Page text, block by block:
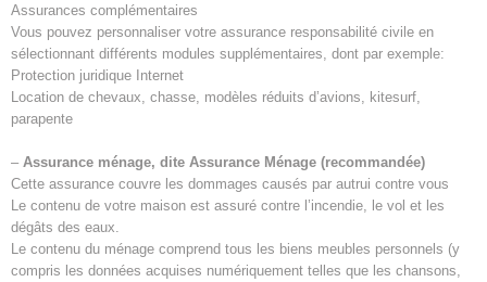
Assurances complémentaires
Vous pouvez personnaliser votre assurance responsabilité civile en
sélectionnant différents modules supplémentaires, dont par exemple:
Protection juridique Internet
Location de chevaux, chasse, modèles réduits d’avions, kitesurf,
parapente
– Assurance ménage, dite Assurance Ménage (recommandée)
Cette assurance couvre les dommages causés par autrui contre vous
Le contenu de votre maison est assuré contre l’incendie, le vol et les
dégâts des eaux.
Le contenu du ménage comprend tous les biens meubles personnels (y
compris les données acquises numériquement telles que les chansons,